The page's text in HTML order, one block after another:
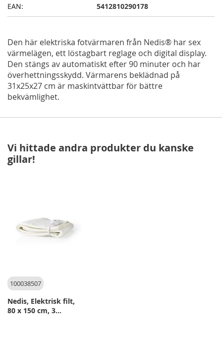
5412810290178
Den här elektriska fotvärmaren från Nedis® har sex
värmelägen, ett löstagbart reglage och digital display.
Den stängs av automatiskt efter 90 minuter och har
överhettningsskydd. Värmarens beklädnad på
31x25x27 cm är maskintvättbar för bättre
bekvämlighet.
Vi hittade andra produkter du kanske
gillar!
100038507
Nedis, Elektrisk filt,
80 x 150 cm, 3